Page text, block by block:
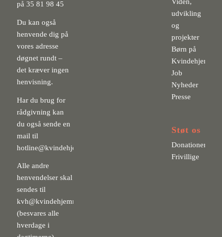
på 35 81 98 45
Du kan også
henvende dig på
vores adresse
døgnet rundt –
det kræver ingen
henvisning.
Har du brug for
rådgivning kan
du også sende en
mail til
hotline@kvindehjemmet.dk
Alle andre
henvendelser skal
sendes til
kvh@kvindehjemmet.dk
(besvares alle
hverdage i
Viden,
udvikling
og
projekter
Børn på
Kvindehjemmet
Job
Nyheder
Presse
Støt os
Donationer
Frivillige